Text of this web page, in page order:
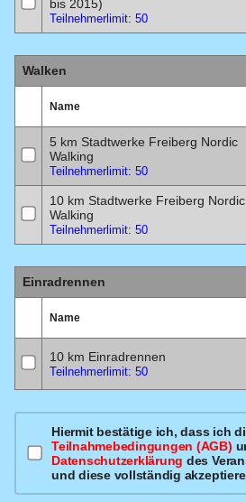
bis 2015)
Teilnehmerlimit: 50
Walken
Name
5 km Stadtwerke Freiberg Nordic
Walking
Teilnehmerlimit: 50
10 km Stadtwerke Freiberg Nordic
Walking
Teilnehmerlimit: 50
Einradrennen
Name
10 km Einradrennen
Teilnehmerlimit: 50
Hiermit bestätige ich, dass ich
Teilnahmebedingungen (AGB)
Datenschutzerklärung des
und diese vollständig